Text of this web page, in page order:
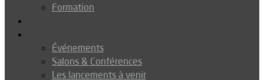
Formation
Événements
Salons & Conférences
Les lancements à venir